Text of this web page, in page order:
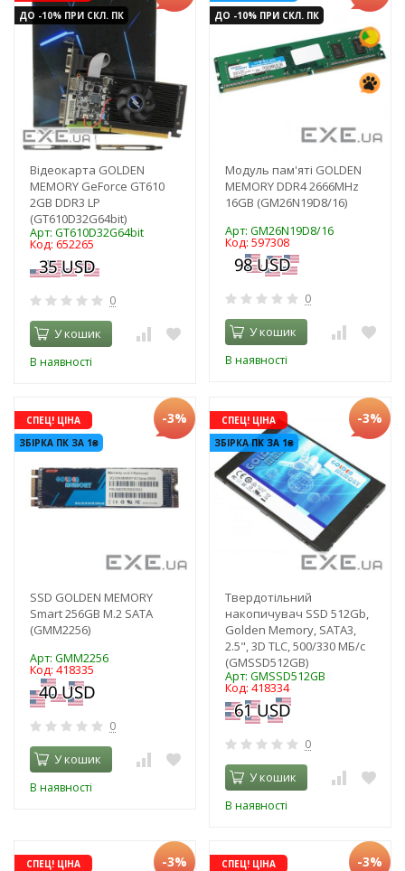
ДО -10% ПРИ СКЛ. ПК
Відеокарта GOLDEN
MEMORY GeForce GT610
2GB DDR3 LP
(GT610D32G64bit)
Арт: GT610D32G64bit
Код: 652265
0
У кошик
В наявності
ДО -10% ПРИ СКЛ. ПК
Модуль пам'яті GOLDEN
MEMORY DDR4 2666MHz
16GB (GM26N19D8/16)
Арт: GM26N19D8/16
Код: 597308
0
У кошик
В наявності
СПЕЦ! ЦІНА
ЗБІРКА ПК ЗА 1₴
-3%
SSD GOLDEN MEMORY
Smart 256GB M.2 SATA
(GMM2256)
Арт: GMM2256
Код: 418335
0
У кошик
В наявності
СПЕЦ! ЦІНА
ЗБІРКА ПК ЗА 1₴
-3%
Твердотільний
накопичувач SSD 512Gb,
Golden Memory, SATA3,
2.5", 3D TLC, 500/330 МБ/с
(GMSSD512GB)
Арт: GMSSD512GB
Код: 418334
0
У кошик
В наявності
СПЕЦ! ЦІНА
-3% СПЕЦ! ЦІНА -3%